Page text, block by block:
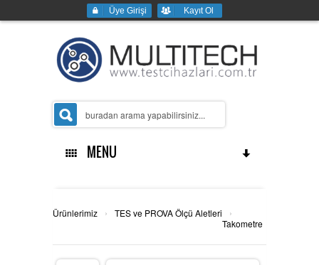
Üye Girişi Kayıt Ol
MENU
Ana Sayfa
Ürünlerimiz › TES ve PROVA Ölçü Aletleri
›
Takometre